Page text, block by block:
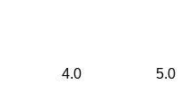
4.0 5.0